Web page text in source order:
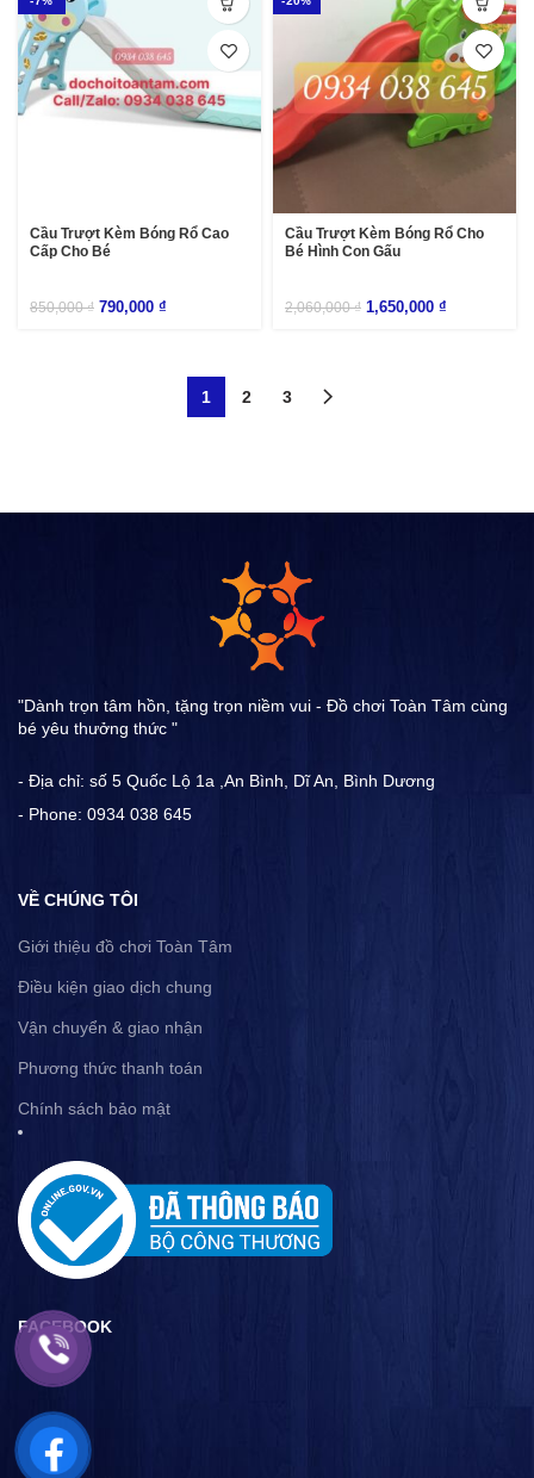
Cầu Trượt Kèm Bóng Rổ Cao
Cấp Cho Bé
850,000₫ 790,000 ₫
Cầu Trượt Kèm Bóng Rổ Cho
Bé Hình Con Gấu
2,060,000₫ 1,650,000 ₫
1 2 3
"Dành trọn tâm hồn, tặng trọn niềm vui - Đồ chơi Toàn Tâm cùng
bé yêu thưởng thức "
- Địa chỉ: số 5 Quốc Lộ 1a ,An Bình, Dĩ An, Bình Dương
- Phone: 0934 038 645
VỀ CHÚNG TÔI
Giới thiệu đồ chơi Toàn Tâm
Điều kiện giao dịch chung
Vận chuyển & giao nhận
Phương thức thanh toán
Chính sách bảo mật
FACEBOOK